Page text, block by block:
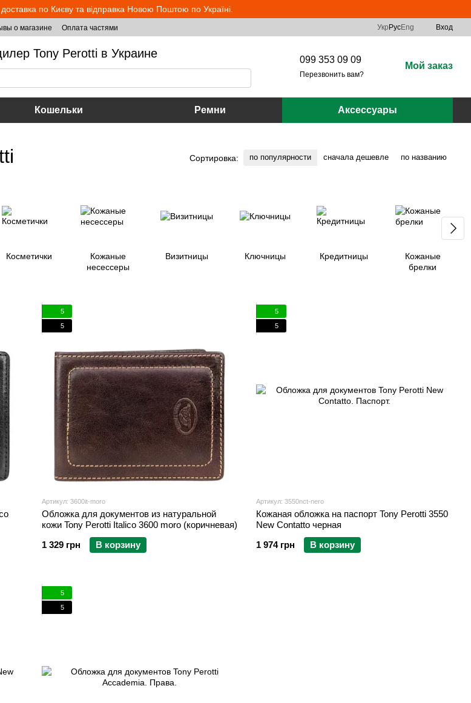
по Києву та відправка Новою Поштою по Україні.
о магазине Оплата частями Укр РусEng Вход
Tony Perotti в Украине 099 353 09 09
Перезвонить вам?
Мой заказ
Кошельки Ремни Аксессуары
Сортировка: по популярности сначала дешевле по названию
Косметички
Кожаные
несессеры
Визитницы Ключницы Кредитницы
Кожаные
брелки
5
5
Артикул: 3600it-moro
Обложка для документов из натуральной
кожи Tony Perotti Italico 3600 moro (коричневая)
1 329 грн
В корзину
5
5
Артикул: 3550nct-nero
Кожаная обложка на паспорт Tony Perotti 3550
New Contatto черная
1 974 грн
В корзину
5
5